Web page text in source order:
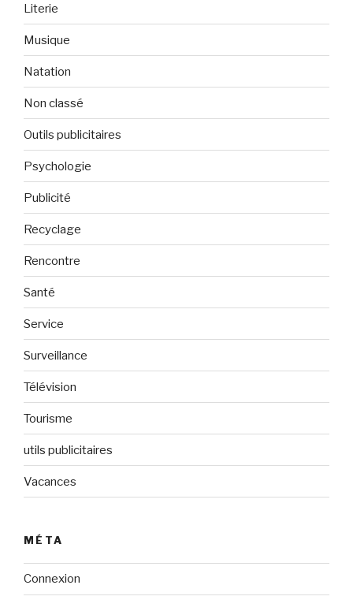
Literie
Musique
Natation
Non classé
Outils publicitaires
Psychologie
Publicité
Recyclage
Rencontre
Santé
Service
Surveillance
Télévision
Tourisme
utils publicitaires
Vacances
MÉTA
Connexion